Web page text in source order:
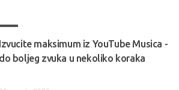
Izvucite maksimum iz YouTube Musica -
do boljeg zvuka u nekoliko koraka